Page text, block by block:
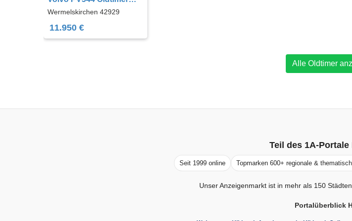
Liebhaberfahrzeug !!!
Wermelskirchen 42929
11.950 €
Alle Oldtimer
Teil des 1A-Portale
Seit 1999 online Topmarken 600+ regionale &
Unser Anzeigenmarkt ist in mehr als 150
Portalüberblick